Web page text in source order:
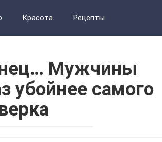
Красота Рецепты
Мужчины
убойнее самого